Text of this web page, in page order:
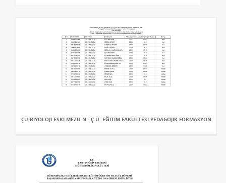
ÇÜ-BIYOLOJI ESKI MEZU N - Ç.Ü. EĞITIM FAKÜLTESI PEDAGOJIK FORMASYON